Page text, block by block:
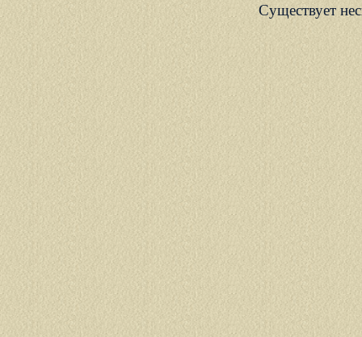
Существует